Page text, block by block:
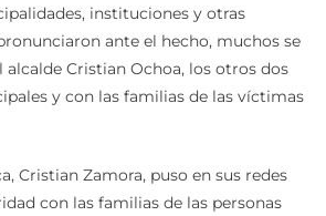
ante el hecho, muchos se
alcalde Cristian Ochoa, los otros dos
y con las familias de las víctimas
con las familias de las personas
el colega alcalde de Girón, ya se